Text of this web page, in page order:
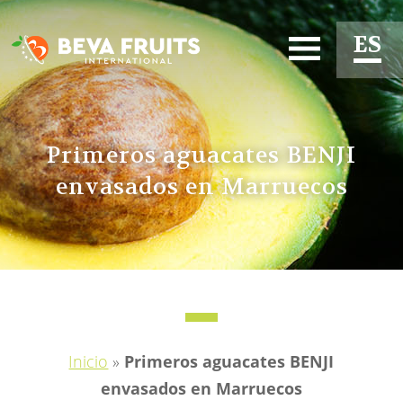
ES
EN
FR
Primeros aguacates BENJI
envasados ​​en Marruecos
Inicio » Primeros aguacates BENJI
envasados ​​en Marruecos